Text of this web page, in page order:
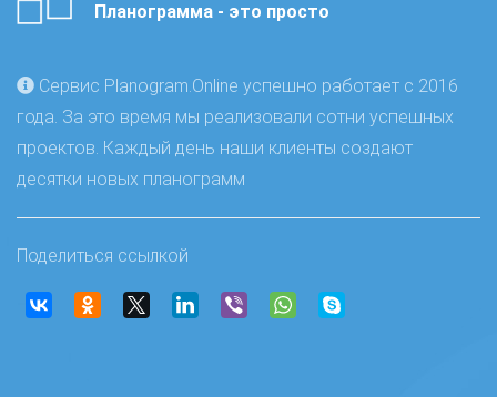
Планограмма - это просто
Сервис Planogram.Online успешно работает с 2016
года. За это время мы реализовали сотни успешных
проектов. Каждый день наши клиенты создают
десятки новых планограмм
Поделиться ссылкой